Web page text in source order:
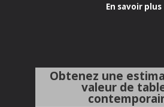
En savoir plus
Obtenez une
valeur de